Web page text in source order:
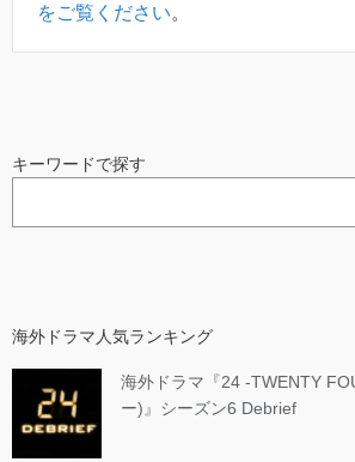
をご覧ください。
キーワードで探す
海外ドラマ人気ランキング
海外ドラマ『24 -TWENTY
ー)』シーズン6 Debrief